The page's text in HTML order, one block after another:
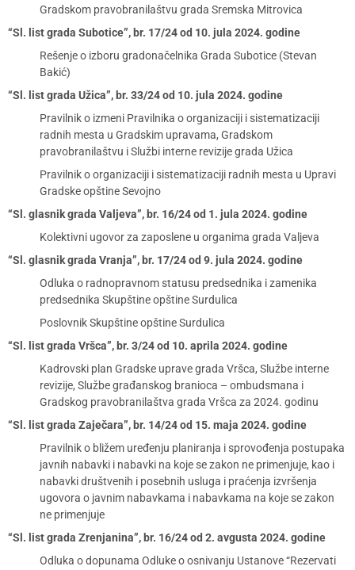
Gradskom pravobranilaštvu grada Sremska Mitrovica
“Sl. list grada Subotice”, br. 17/24 od 10. jula 2024. godine
Rešenje o izboru gradonačelnika Grada Subotice (Stevan
Bakić)
“Sl. list grada Užica”, br. 33/24 od 10. jula 2024. godine
Pravilnik o izmeni Pravilnika o organizaciji i sistematizaciji
radnih mesta u Gradskim upravama, Gradskom
pravobranilaštvu i Službi interne revizije grada Užica
Pravilnik o organizaciji i sistematizaciji radnih mesta u Upravi
Gradske opštine Sevojno
“Sl. glasnik grada Valjeva”, br. 16/24 od 1. jula 2024. godine
Kolektivni ugovor za zaposlene u organima grada Valjeva
“Sl. glasnik grada Vranja”, br. 17/24 od 9. jula 2024. godine
Odluka o radnopravnom statusu predsednika i zamenika
predsednika Skupštine opštine Surdulica
Poslovnik Skupštine opštine Surdulica
“Sl. list grada Vršca”, br. 3/24 od 10. aprila 2024. godine
Kadrovski plan Gradske uprave grada Vršca, Službe interne
revizije, Službe građanskog branioca – ombudsmana i
Gradskog pravobranilaštva grada Vršca za 2024. godinu
“Sl. list grada Zaječara”, br. 14/24 od 15. maja 2024. godine
Pravilnik o bližem uređenju planiranja i sprovođenja postupaka
javnih nabavki i nabavki na koje se zakon ne primenjuje, kao i
nabavki društvenih i posebnih usluga i praćenja izvršenja
ugovora o javnim nabavkama i nabavkama na koje se zakon
ne primenjuje
“Sl. list grada Zrenjanina”, br. 16/24 od 2. avgusta 2024. godine
Odluka o dopunama Odluke o osnivanju Ustanove “Rezervati